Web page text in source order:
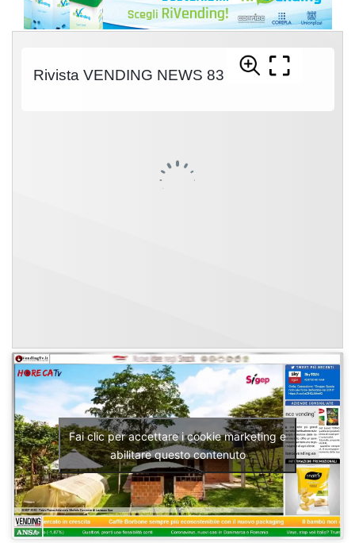
Fai clic per accettare i cookie marketing e
abilitare questo contenuto